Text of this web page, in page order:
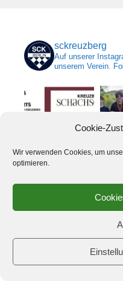
Cookie-
Wir verwenden Cookies, um
optimieren.
sckreuzberg
Auf unserer
unserem Verein.
Auf